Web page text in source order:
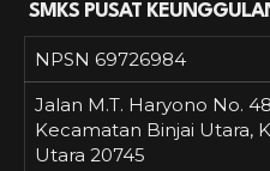
SMKS PUSAT
NPSN 69726984
Jalan M.T. Haryono No.
Kecamatan Binjai Utara,
Utara 20745